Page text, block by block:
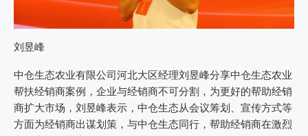
刘昱峰
中仓生态农业有限公司河北大区经理刘昱峰分享中仓生态农业
帮扶经销商案例，企业与经销商不可分割，为更好的帮助经销
商扩大市场，刘昱峰表示，中仓生态从会议筹划、宣传方式等
方面为经销商出谋划策，与中仓生态同行，帮助经销商在激烈